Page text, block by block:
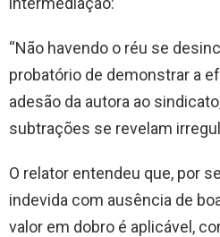
“Não havendo o réu se
probatório de demonstrar a
adesão da autora ao
subtrações se revelam
O relator entendeu que, por
indevida com ausência de
valor em dobro é aplicável,